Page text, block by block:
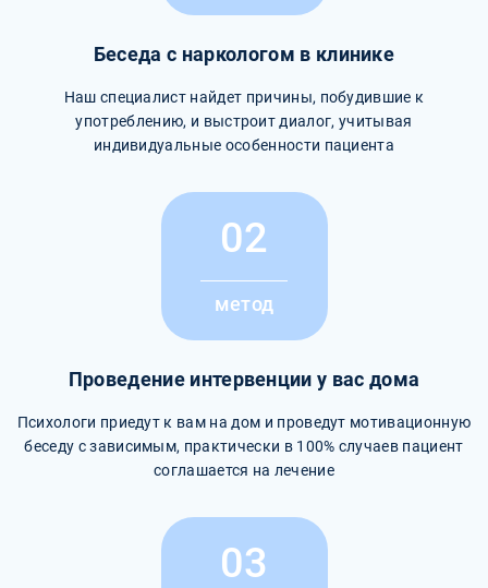
Беседа с наркологом в клинике
Наш специалист найдет причины, побудившие к
употреблению, и выстроит диалог, учитывая
индивидуальные особенности пациента
02
метод
Проведение интервенции у вас дома
Психологи приедут к вам на дом и проведут мотивационную
беседу с зависимым, практически в 100% случаев пациент
соглашается на лечение
03